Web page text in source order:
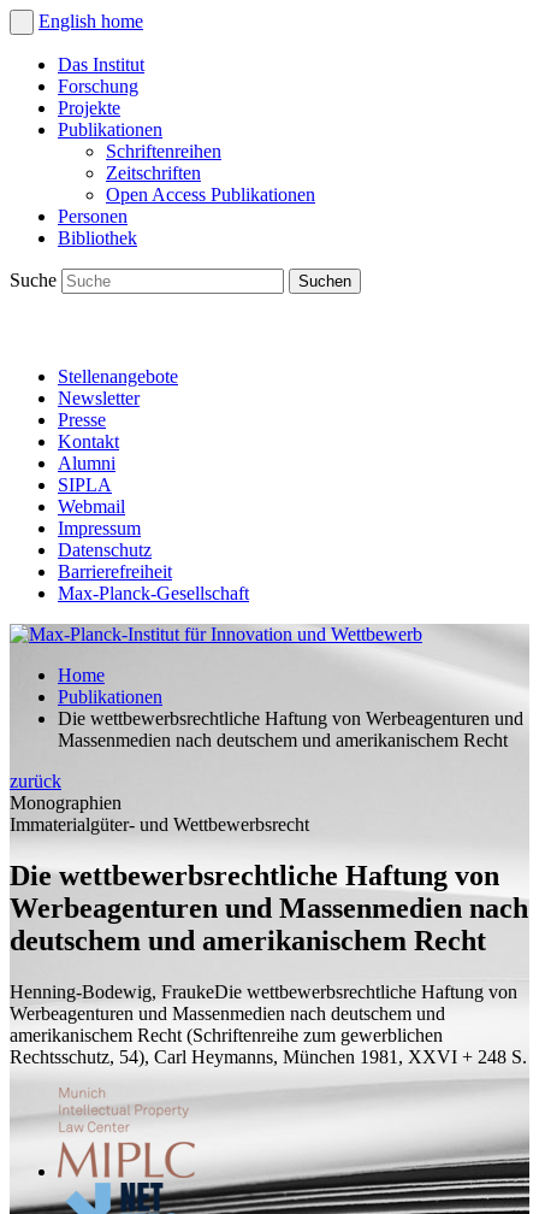
English home
Das Institut
Forschung
Projekte
Publikationen
Schriftenreihen
Zeitschriften
Open Access Publikationen
Personen
Bibliothek
Suche
Stellenangebote
Newsletter
Presse
Kontakt
Alumni
SIPLA
Webmail
Impressum
Datenschutz
Barrierefreiheit
Max-Planck-Gesellschaft
Home
Publikationen
Die wettbewerbsrechtliche Haftung von Werbeagenturen und
Massenmedien nach deutschem und amerikanischem Recht
zurück
Monographien
Immaterialgüter- und Wettbewerbsrecht
Die wettbewerbsrechtliche Haftung von
Werbeagenturen und Massenmedien nach
deutschem und amerikanischem Recht
Henning-Bodewig, FraukeDie wettbewerbsrechtliche Haftung von
Werbeagenturen und Massenmedien nach deutschem und
amerikanischem Recht (Schriftenreihe zum gewerblichen
Rechtsschutz, 54), Carl Heymanns, München 1981, XXVI + 248 S.